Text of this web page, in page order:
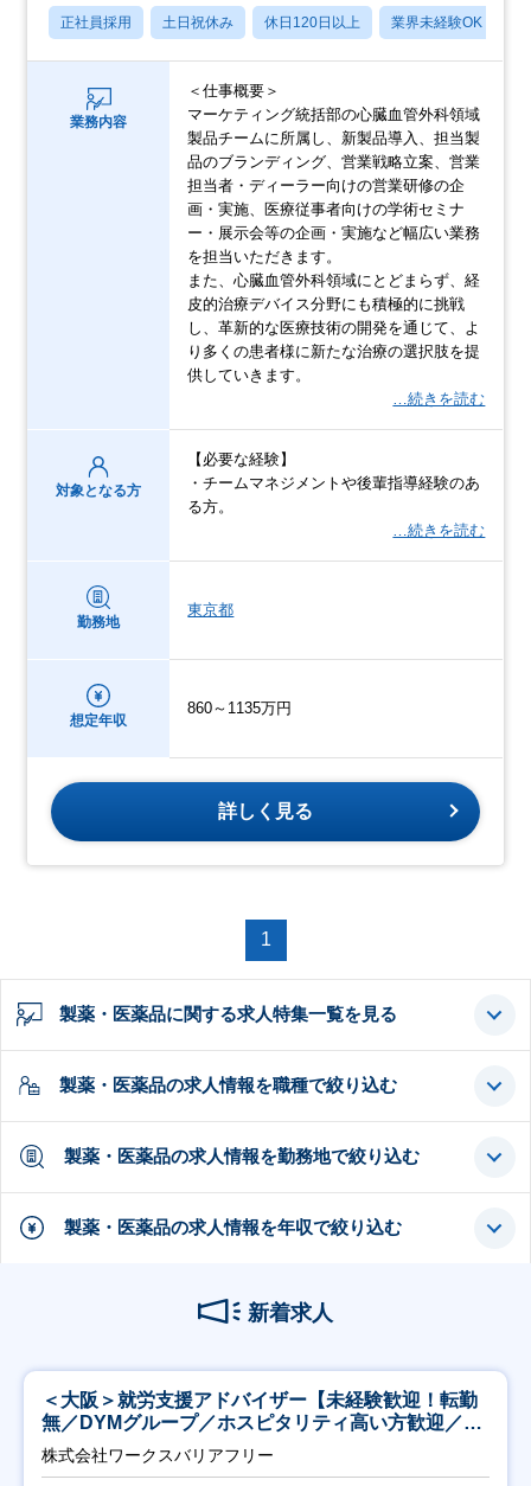
正社員採用 土日祝休み 休日120日以上 業界未経験OK
業務内容
＜仕事概要＞
マーケティング統括部の心臓血管外科領域
製品チームに所属し、新製品導入、担当製
品のブランディング、営業戦略立案、営業
担当者・ディーラー向けの営業研修の企
画・実施、医療従事者向けの学術セミナ
ー・展示会等の企画・実施など幅広い業務
を担当いただきます。
また、心臓血管外科領域にとどまらず、経
皮的治療デバイス分野にも積極的に挑戦
し、革新的な医療技術の開発を通じて、よ
り多くの患者様に新たな治療の選択肢を提
供していきます。
…続きを読む
対象となる方
【必要な経験】
・チームマネジメントや後輩指導経験のあ
る方。
…続きを読む
勤務地
東京都
想定年収
860～1135万円
詳しく見る
1
製薬・医薬品に関する求人特集一覧を見る
製薬・医薬品の求人情報を職種で絞り込む
製薬・医薬品の求人情報を勤務地で絞り込む
製薬・医薬品の求人情報を年収で絞り込む
新着求人
＜大阪＞就労支援アドバイザー【未経験歓迎！転勤
無／DYMグループ／ホスピタリティ高い方歓迎／土
日祝】
株式会社ワークスバリアフリー